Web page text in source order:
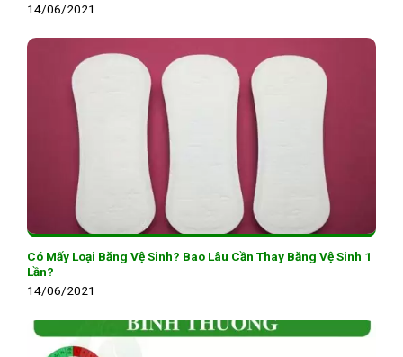
14/06/2021
Có Mấy Loại Băng Vệ Sinh? Bao Lâu Cần Thay Băng Vệ Sinh 1
Lần?
14/06/2021